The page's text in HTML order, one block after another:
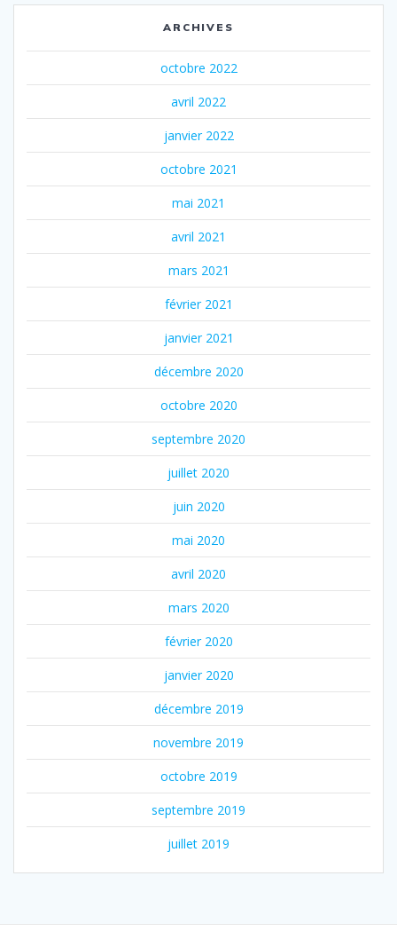
ARCHIVES
octobre 2022
avril 2022
janvier 2022
octobre 2021
mai 2021
avril 2021
mars 2021
février 2021
janvier 2021
décembre 2020
octobre 2020
septembre 2020
juillet 2020
juin 2020
mai 2020
avril 2020
mars 2020
février 2020
janvier 2020
décembre 2019
novembre 2019
octobre 2019
septembre 2019
juillet 2019